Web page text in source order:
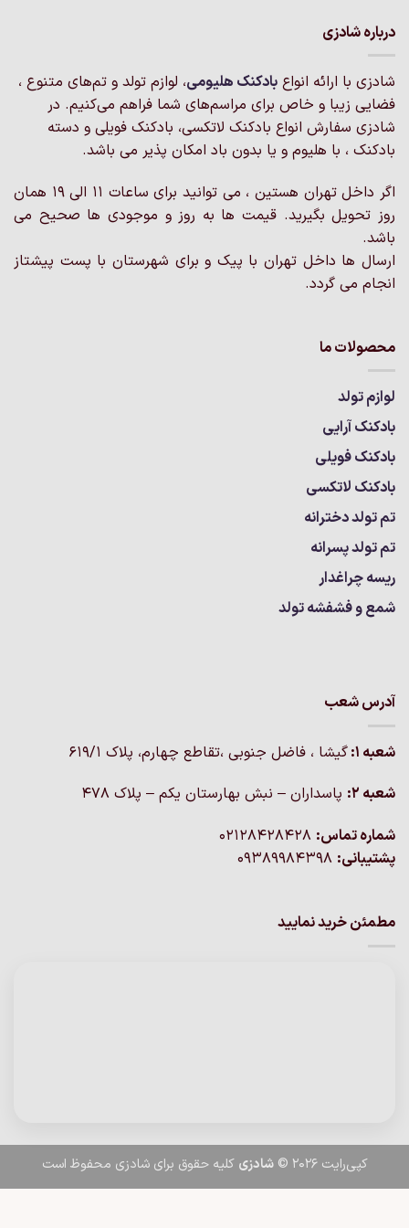
گزینه
ها
ممکن
است
در
محصول
انتخاب
گزینه
ها
ممکن
است
صفحه
محصول
انتخاب
درباره شادزی
شادزی با ارائه انواع بادکنک‌ هلیومی، لوازم تولد و تم‌های متنوع ،
فضایی زیبا و خاص برای مراسم‌های شما فراهم می‌کنیم. در
شادزی سفارش انواع بادکنک لاتکسی، بادکنک فویلی و دسته
بادکنک ، با هلیوم و یا بدون باد امکان پذیر می باشد.
اگر داخل تهران هستین ، می توانید برای ساعات 11 الی 19 همان
روز تحویل بگیرید. قیمت ها به روز و موجودی ها صحیح می
باشد.
ارسال ها داخل تهران با پیک و برای شهرستان با پست پیشتاز
انجام می گردد.
محصولات ما
لوازم تولد
بادکنک آرایی
بادکنک فویلی
بادکنک لاتکسی
تم تولد دخترانه
تم تولد پسرانه
ریسه چراغدار
شمع و فشفشه تولد
آدرس شعب
شعبه 1:
گيشا ، فاضل جنوبی ،تقاطع چهارم، پلاک 619/1
شعبه 2:
پاسداران – نبش بهارستان یکم – پلاک ۴۷۸
شماره تماس:
پشتیبانی:
مطمئن خرید نمایید
کپی‌رایت 2026 © شادزی کلیه حقوق برای شادزی محفوظ است